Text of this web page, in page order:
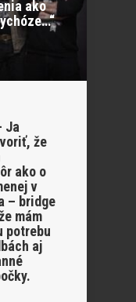
ako
Ja
že
ako o
v
– bridge
mám
potrebu
aj